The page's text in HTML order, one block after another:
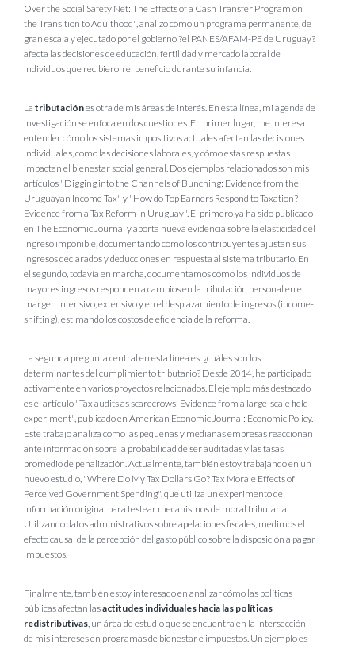
Over the Social Safety Net: The Effects of a Cash Transfer Program on
the Transition to Adulthood", analizo cómo un programa permanente, de
gran escala y ejecutado por el gobierno ?el PANES/AFAM-PE de Uruguay?
afecta las decisiones de educación, fertilidad y mercado laboral de
individuos que recibieron el beneficio durante su infancia.
La tributaciónes otra de mis áreas de interés. En esta línea, mi agenda de
investigación se enfoca en dos cuestiones. En primer lugar, me interesa
entender cómo los sistemas impositivos actuales afectan las decisiones
individuales, como las decisiones laborales, y cómo estas respuestas
impactan el bienestar social general. Dos ejemplos relacionados son mis
artículos "Digging into the Channels of Bunching: Evidence from the
Uruguayan Income Tax" y "How do Top Earners Respond to Taxation?
Evidence from a Tax Reform in Uruguay". El primero ya ha sido publicado
en The Economic Journal y aporta nueva evidencia sobre la elasticidad del
ingreso imponible, documentando cómo los contribuyentes ajustan sus
ingresos declarados y deducciones en respuesta al sistema tributario. En
el segundo, todavía en marcha, documentamos cómo los individuos de
mayores ingresos responden a cambios en la tributación personal en el
margen intensivo, extensivo y en el desplazamiento de ingresos (income-
shifting), estimando los costos de eficiencia de la reforma.
La segunda pregunta central en esta línea es: ¿cuáles son los
determinantes del cumplimiento tributario? Desde 2014, he participado
activamente en varios proyectos relacionados. El ejemplo más destacado
es el artículo "Tax audits as scarecrows: Evidence from a large-scale field
experiment", publicado en American Economic Journal: Economic Policy.
Este trabajo analiza cómo las pequeñas y medianas empresas reaccionan
ante información sobre la probabilidad de ser auditadas y las tasas
promedio de penalización.Actualmente, también estoy trabajando en un
nuevo estudio, "Where Do My Tax Dollars Go? Tax Morale Effects of
Perceived Government Spending", que utiliza un experimento de
información original para testear mecanismos de moral tributaria.
Utilizando datos administrativos sobre apelaciones fiscales, medimos el
efecto causal de la percepción del gasto público sobre la disposición a pagar
impuestos.
Finalmente, también estoy interesado en analizar cómo las políticas
públicas afectan lasactitudes individuales hacia las políticas
redistributivas, un área de estudio que se encuentra en la intersección
de mis intereses en programas de bienestar e impuestos. Un ejemplo es